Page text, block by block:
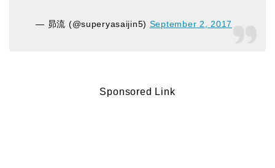
— 昴流 (@superyasaijin5) September 2, 2017
Sponsored Link